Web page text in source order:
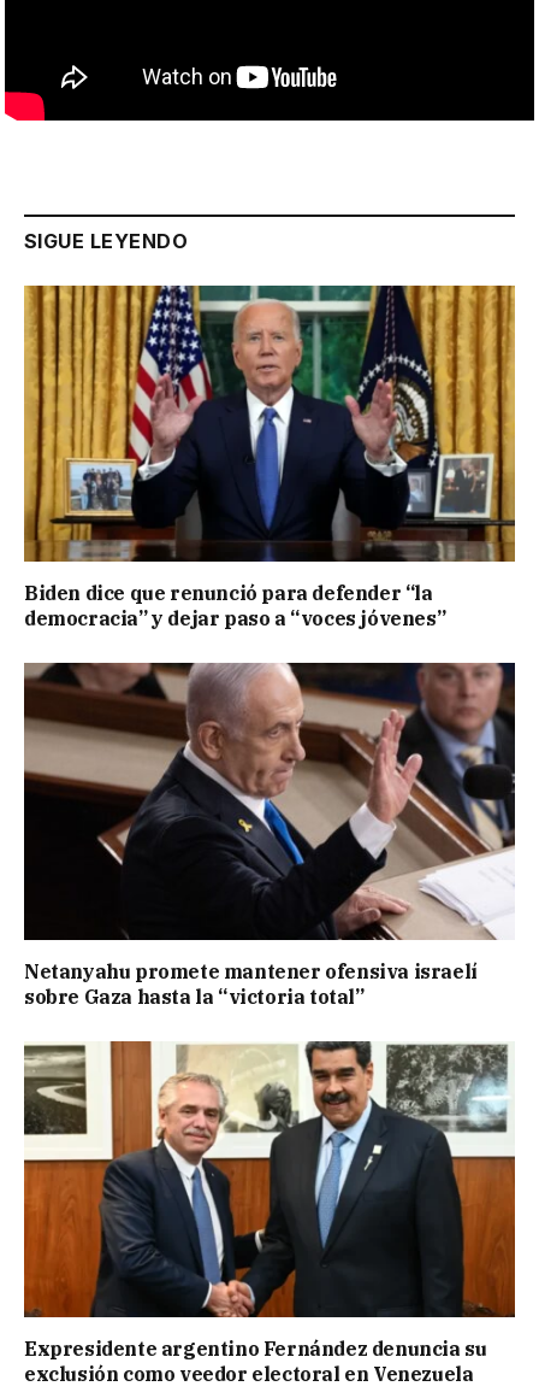
SIGUE LEYENDO
Biden dice que renunció para defender “la
democracia” y dejar paso a “voces jóvenes”
Netanyahu promete mantener ofensiva israelí
sobre Gaza hasta la “victoria total”
Expresidente argentino Fernández denuncia su
exclusión como veedor electoral en Venezuela